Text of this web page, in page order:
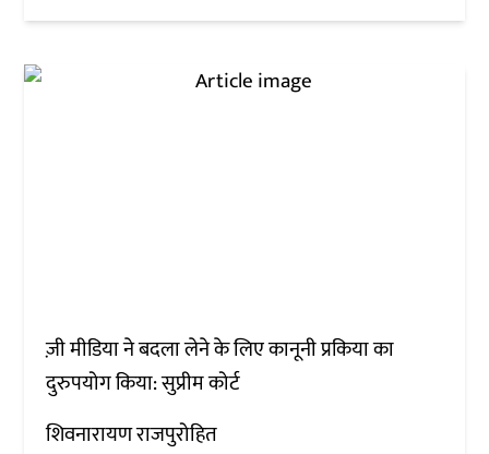
ज़ी मीडिया ने बदला लेने के लिए कानूनी प्रकिया का
दुरुपयोग किया: सुप्रीम कोर्ट
शिवनारायण राजपुरोहित